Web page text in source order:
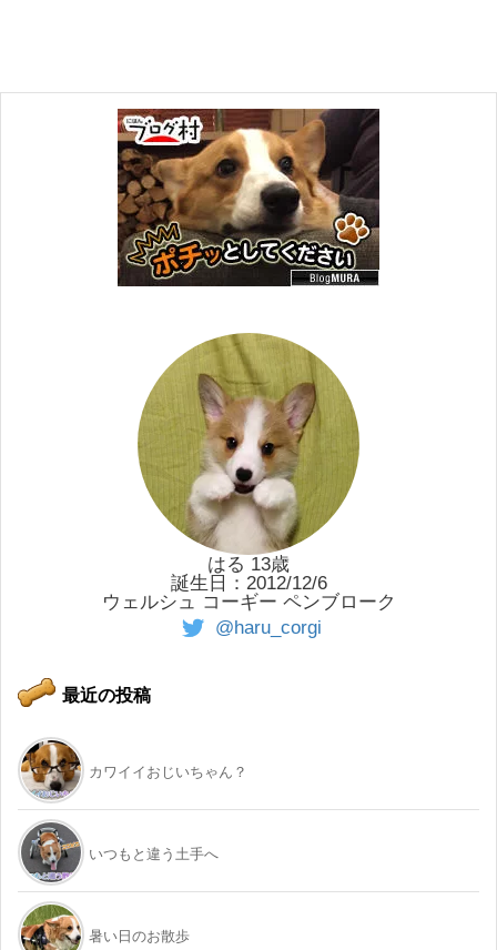
はる 13歳
誕生日：2012/12/6
ウェルシュ コーギー ペンブローク
@haru_corgi
最近の投稿
カワイイおじいちゃん？
いつもと違う土手へ
暑い日のお散歩